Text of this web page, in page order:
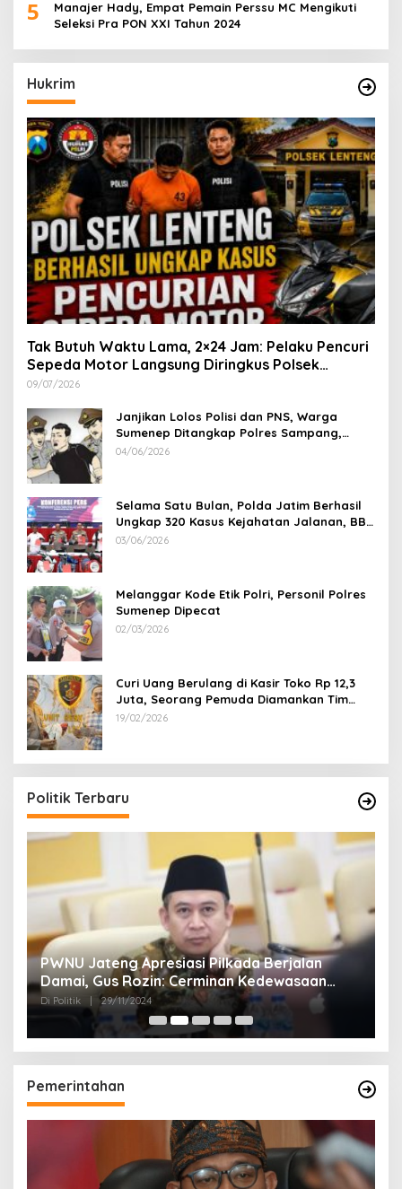
5
Manajer Hady, Empat Pemain Perssu MC Mengikuti
Seleksi Pra PON XXI Tahun 2024
Hukrim
Tak Butuh Waktu Lama, 2×24 Jam: Pelaku Pencuri
Sepeda Motor Langsung Diringkus Polsek
Lenteng di Wilayah Manding
09/07/2026
Janjikan Lolos Polisi dan PNS, Warga
Sumenep Ditangkap Polres Sampang,
Korban Rugi Rp 600 juta
04/06/2026
Selama Satu Bulan, Polda Jatim Berhasil
Ungkap 320 Kasus Kejahatan Jalanan, BB
100 Sepeda Motor dan 12 Mobil Diamankan
03/06/2026
Melanggar Kode Etik Polri, Personil Polres
Sumenep Dipecat
02/03/2026
Curi Uang Berulang di Kasir Toko Rp 12,3
Juta, Seorang Pemuda Diamankan Tim
Reskrim Polsek Lenteng Sumenep
19/02/2026
Politik Terbaru
PWNU Jateng Apresiasi Pilkada Berjalan
Damai, Gus Rozin: Cerminan Kedewasaan
Politik Masyarakat
Di Politik 29/11/2024
Pemerintahan